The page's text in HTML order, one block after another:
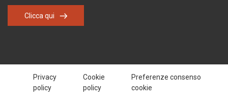
Clicca qui
Privacy
policy
Cookie
policy
Preferenze consenso
cookie